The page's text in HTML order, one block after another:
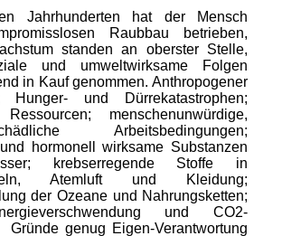
Jahrhunderten hat der Mensch
Raubbau betrieben,
standen an oberster Stelle,
und umweltwirksame Folgen
in Kauf genommen. Anthropogener
Hunger- und Dürrekatastrophen;
menschenunwürdige,
Arbeitsbedingungen;
hormonell wirksame Substanzen
krebserregende Stoffe in
Atemluft und Kleidung;
der Ozeane und Nahrungsketten;
und CO2-
genug Eigen-Verantwortung